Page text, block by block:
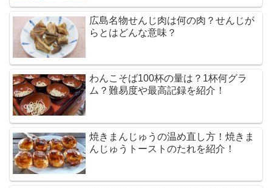
広島名物せんじ肉は何の肉？せんじが
らとはどんな意味？
わんこそば100杯の量は？1杯何グラ
ム？難易度や最高記録を紹介！
焼きまんじゅうの温め直し方！焼きま
んじゅうトーストのたれを紹介！